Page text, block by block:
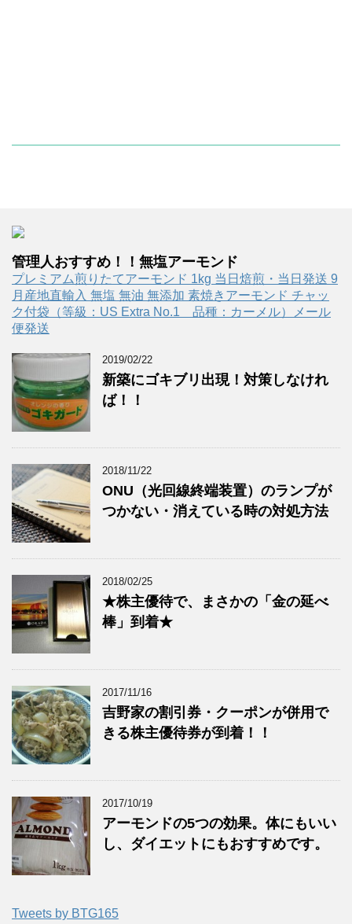
管理人おすすめ！！無塩アーモンド
プレミアム煎りたてアーモンド 1kg 当日焙煎・当日発送 9
月産地直輸入 無塩 無油 無添加 素焼きアーモンド チャッ
ク付袋（等級：US Extra No.1 品種：カーメル）メール
便発送
2019/02/22
新築にゴキブリ出現！対策しなけれ
ば！！
2018/11/22
ONU（光回線終端装置）のランプが
つかない・消えている時の対処方法
2018/02/25
★株主優待で、まさかの「金の延べ
棒」到着★
2017/11/16
吉野家の割引券・クーポンが併用で
きる株主優待券が到着！！
2017/10/19
アーモンドの5つの効果。体にもいい
し、ダイエットにもおすすめです。
Tweets by BTG165